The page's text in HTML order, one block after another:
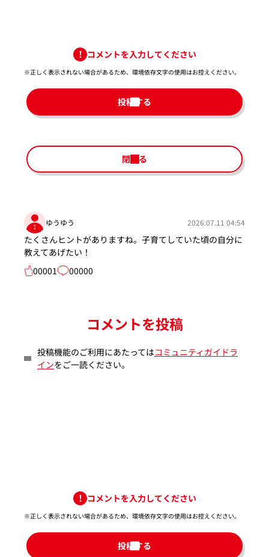
コメントを入力してください
※正しく表示されない場合があるため、環境依存文字の使用はお控えください。​
投稿する
閉じる
ゆうゆう 2026.07.11 04:54
たくさんヒントがありますね。子育てしていた頃の自分に
教えてあげたい！
00001
00000
コメントを投稿
投稿機能のご利用にあたってはコミュニティガイドラ
インをご一読ください。
コメントを入力してください
※正しく表示されない場合があるため、環境依存文字の使用はお控えください。​
投稿する